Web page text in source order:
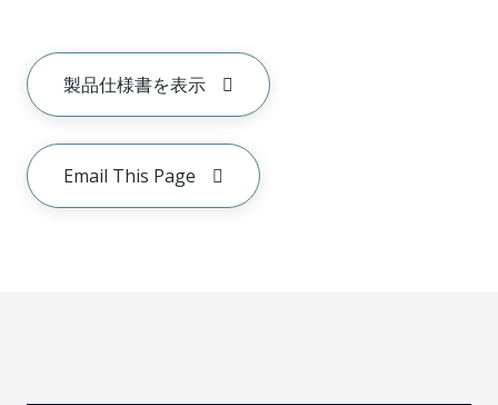
製品仕様書を表示
Email This Page